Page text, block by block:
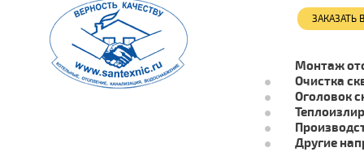
Монтаж
Очистка
Оголовок
Другие